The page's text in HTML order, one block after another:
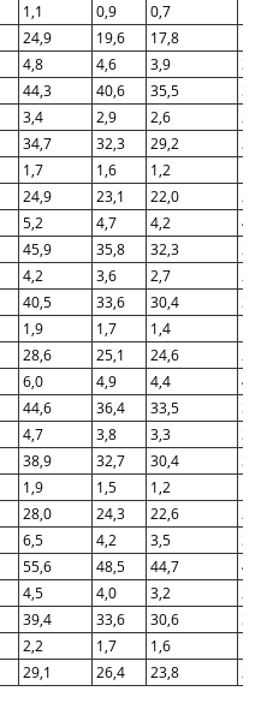
1,1 0,9 0,7
24,9 19,6 17,8
4,8 4,6 3,9
3,2
44,3 40,6 35,5
3,4 2,9 2,6
2,6
34,7 32,3 29,2
1,7 1,6 1,2
24,9 23,1 22,0
5,2 4,7 4,2
4,0
45,9 35,8 32,3
4,2 3,6 2,7
2,3
40,5 33,6 30,4
1,9 1,7 1,4
28,6 25,1 24,6
6,0 4,9 4,4
4,0
44,6 36,4 33,5
4,7 3,8 3,3
3,0
38,9 32,7 30,4
1,9 1,5 1,2
28,0 24,3 22,6
6,5 4,2 3,5
3,1
55,6 48,5 44,7
4,5 4,0 3,2
2,9
39,4 33,6 30,6
2,2 1,7 1,6
29,1 26,4 23,8